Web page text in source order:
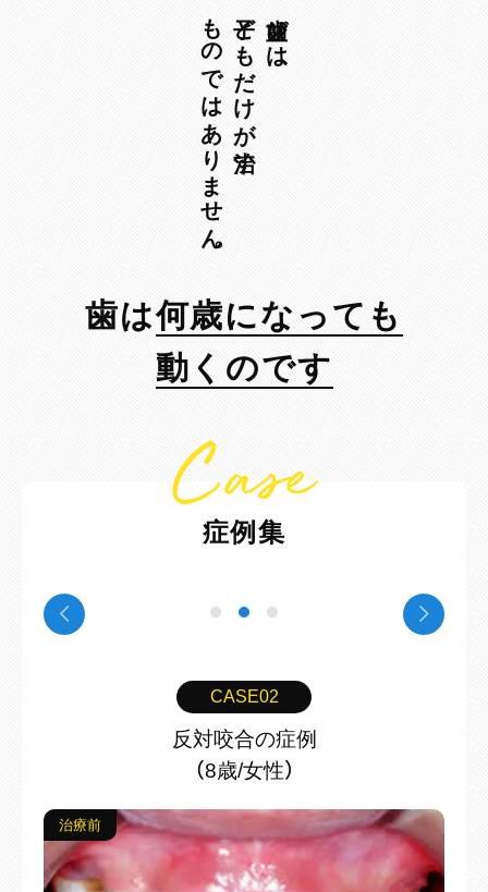
歯並びは、
子どもだけが治す
ものではありません。
歯は何歳になっても
動くのです
Case
症例集
CASE03
開咬の症例
（20代/女性）
治療前